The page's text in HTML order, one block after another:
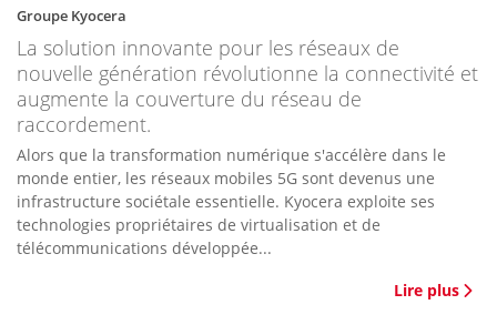
Groupe Kyocera
La solution innovante pour les réseaux de
nouvelle génération révolutionne la connectivité et
augmente la couverture du réseau de
raccordement.
Alors que la transformation numérique s'accélère dans le
monde entier, les réseaux mobiles 5G sont devenus une
infrastructure sociétale essentielle. Kyocera exploite ses
technologies propriétaires de virtualisation et de
télécommunications développée...
Lire plus